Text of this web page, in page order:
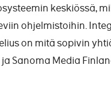
keskiössä,
ohjelmistoihin.
on mitä sopivin
Sanoma Media